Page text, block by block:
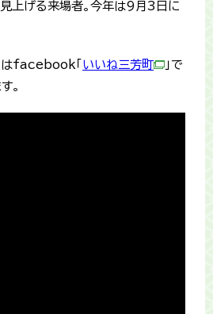
上げる来場者。今年は9月3日に
はfacebook「 いいね三芳町
」で
。